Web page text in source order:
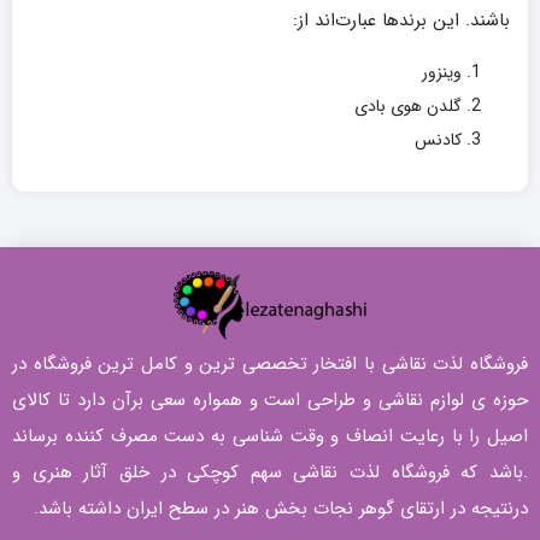
باشند. این برندها عبارت‌اند از:
وینزور
گلدن هوی بادی
کادنس
فروشگاه لذت نقاشی با افتخار تخصصی ترین و کامل ترین فروشگاه در
حوزه ی لوازم نقاشی و طراحی است و همواره سعی برآن دارد تا کالای
اصیل را با رعایت انصاف و وقت شناسی به دست مصرف کننده برساند
.باشد که فروشگاه لذت نقاشی سهم کوچکی در خلق آثار هنری و
درنتیجه در ارتقای گوهر نجات بخش هنر در سطح ایران داشته باشد.